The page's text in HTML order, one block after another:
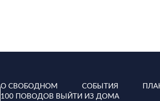
О СВОБОДНОМ СОБЫТИЯ
100 ПОВОДОВ ВЫЙТИ ИЗ ДОМА